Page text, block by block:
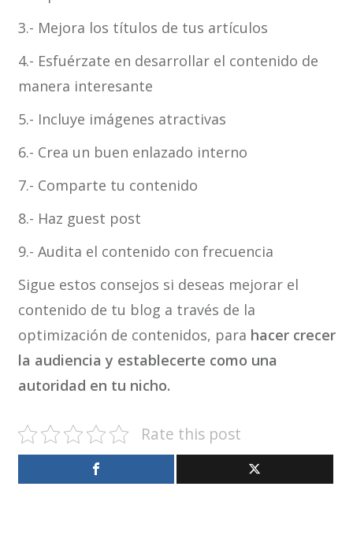
3.- Mejora los títulos de tus artículos
4.- Esfuérzate en desarrollar el contenido de
manera interesante
5.- Incluye imágenes atractivas
6.- Crea un buen enlazado interno
7.- Comparte tu contenido
8.- Haz guest post
9.- Audita el contenido con frecuencia
Sigue estos consejos si deseas mejorar el
contenido de tu blog a través de la
optimización de contenidos, para hacer crecer
la audiencia y establecerte como una
autoridad en tu nicho.
Rate this post